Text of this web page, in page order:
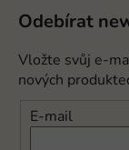
Odebírat
Vložte svůj e-
nových
E-mail